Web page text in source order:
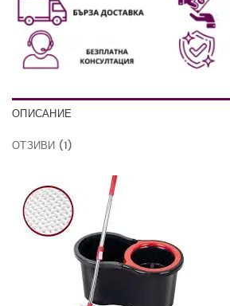
ОПИСАНИЕ
ОТЗИВИ (1)